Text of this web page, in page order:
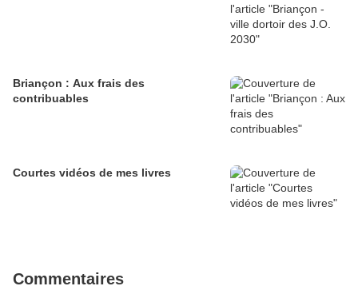
Briançon : Aux frais des
contribuables
Courtes vidéos de mes livres
Commentaires